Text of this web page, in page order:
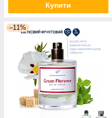
Купити
–11%